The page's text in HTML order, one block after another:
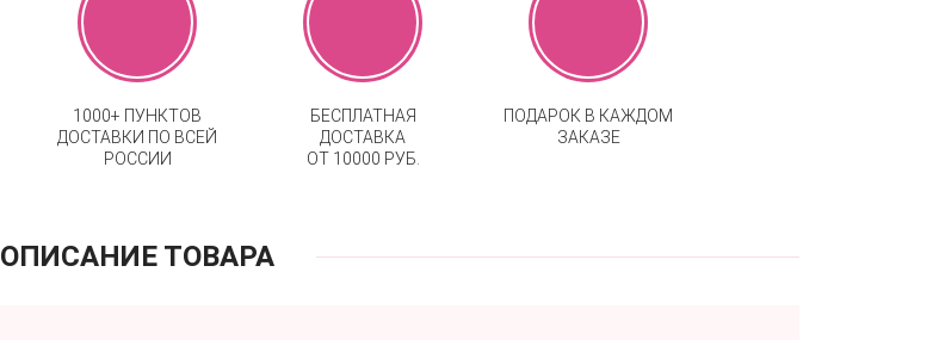
1000+ ПУНКТОВ
ДОСТАВКИ ПО ВСЕЙ
РОССИИ
БЕСПЛАТНАЯ
ДОСТАВКА
ОТ 10000 РУБ.
ПОДАРОК В КАЖДОМ
ЗАКАЗЕ
ОПИСАНИЕ ТОВАРА